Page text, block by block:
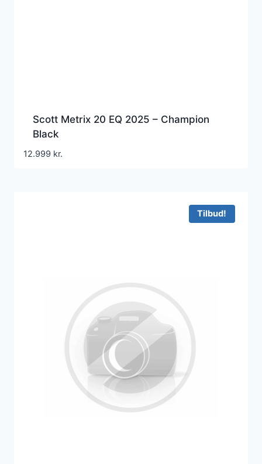
Scott Metrix 20 EQ 2025 – Champion
Black
12.999 kr.
Tilbud!